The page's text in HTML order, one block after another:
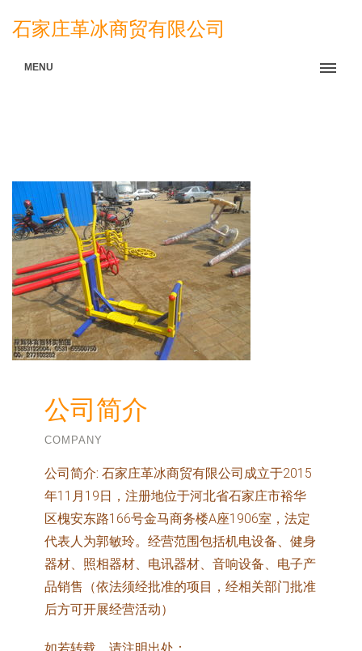
石家庄革冰商贸有限公司
MENU
公司简介
COMPANY
公司简介: 石家庄革冰商贸有限公司成立于2015
年11月19日，注册地位于河北省石家庄市裕华
区槐安东路166号金马商务楼A座1906室，法定
代表人为郭敏玲。经营范围包括机电设备、健身
器材、照相器材、电讯器材、音响设备、电子产
品销售（依法须经批准的项目，经相关部门批准
后方可开展经营活动）